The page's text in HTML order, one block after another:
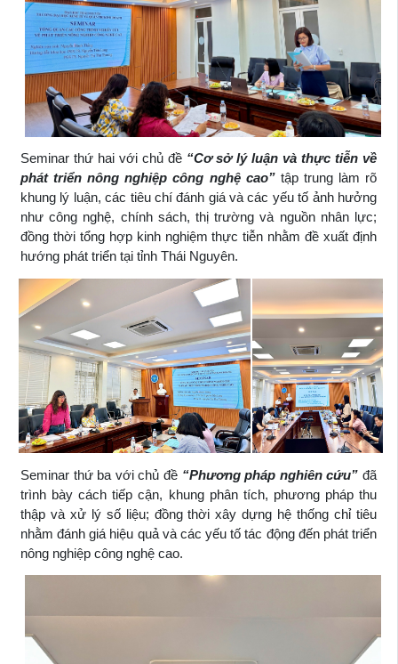
Seminar thứ hai với chủ đề “Cơ sở lý luận và thực tiễn về
phát triển nông nghiệp công nghệ cao”tập trung làm rõ
khung lý luận, các tiêu chí đánh giá và các yếu tố ảnh hưởng
như công nghệ, chính sách, thị trường và nguồn nhân lực;
đồng thời tổng hợp kinh nghiệm thực tiễn nhằm đề xuất định
hướng phát triển tại tỉnh Thái Nguyên.
Seminar thứ ba với chủ đề “Phương pháp nghiên cứu” đã
trình bày cách tiếp cận, khung phân tích, phương pháp thu
thập và xử lý số liệu; đồng thời xây dựng hệ thống chỉ tiêu
nhằm đánh giá hiệu quả và các yếu tố tác động đến phát triển
nông nghiệp công nghệ cao.